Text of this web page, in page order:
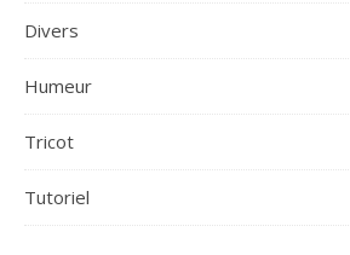
Divers
Humeur
Tricot
Tutoriel